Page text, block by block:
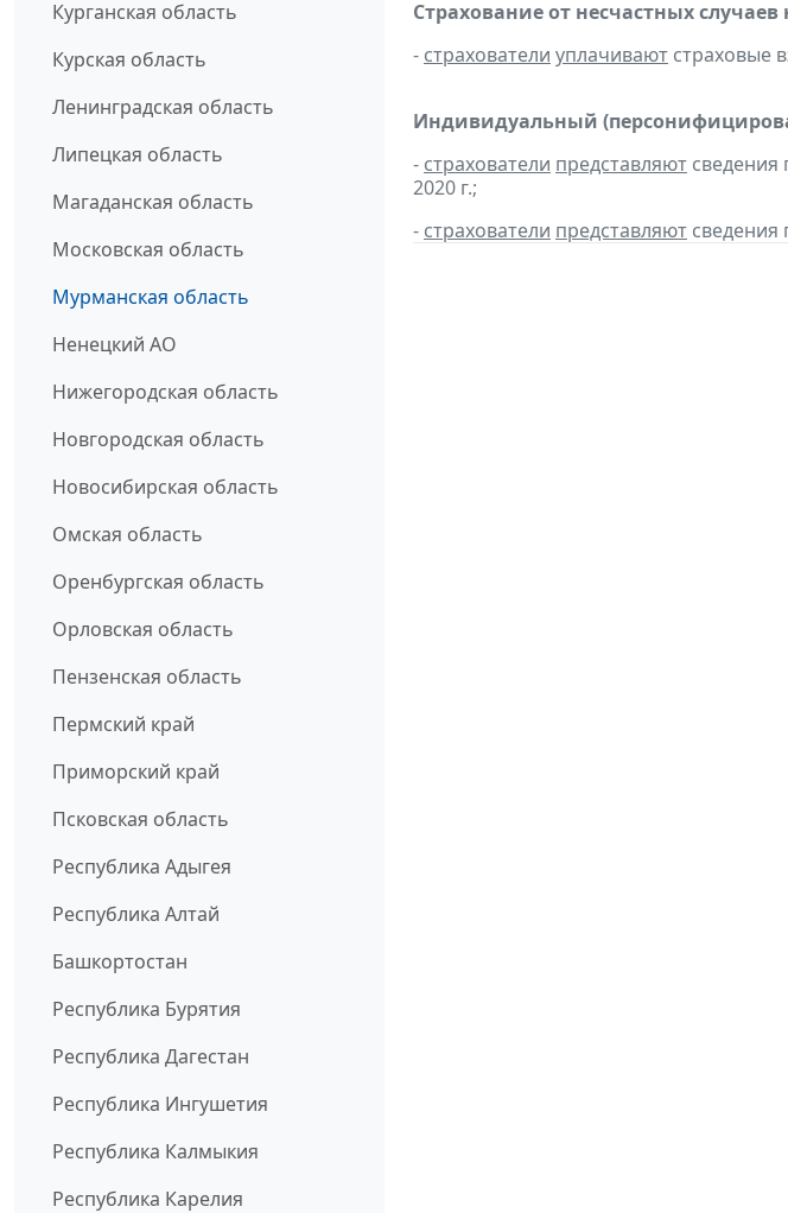
Курганская область
Курская область
Ленинградская область
Липецкая область
Магаданская область
Московская область
Мурманская область
Ненецкий АО
Нижегородская область
Новгородская область
Новосибирская область
Омская область
Оренбургская область
Орловская область
Пензенская область
Пермский край
Приморский край
Псковская область
Республика Адыгея
Республика Алтай
Башкортостан
Республика Бурятия
Республика Дагестан
Республика Ингушетия
Республика Калмыкия
Республика Карелия
Страхование от несчастных
- страхователи уплачивают страховые
Индивидуальный
- страхователи представляют сведения
2020 г.;
- страхователи представляют сведения